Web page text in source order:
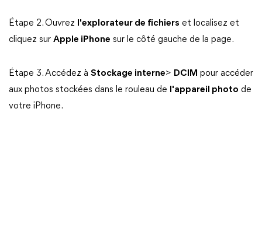
Étape 2. Ouvrez l'explorateur de fichiers et localisez et
cliquez sur Apple iPhone sur le côté gauche de la page.
Étape 3. Accédez à Stockage interne> DCIM pour accéder
aux photos stockées dans le rouleau de
l'appareil photo de
votre iPhone.